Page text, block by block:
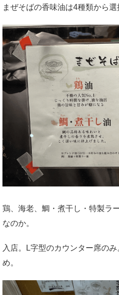
まぜそばの香味油は4種類から選
鶏、海老、鯛・煮干し・特製ラ
なのか。
入店。L字型のカウンター席の
め。